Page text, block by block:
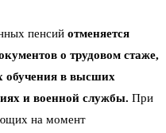
пенсий отменяется
о трудовом стаже,
обучения в высших
и военной службы. При
на момент